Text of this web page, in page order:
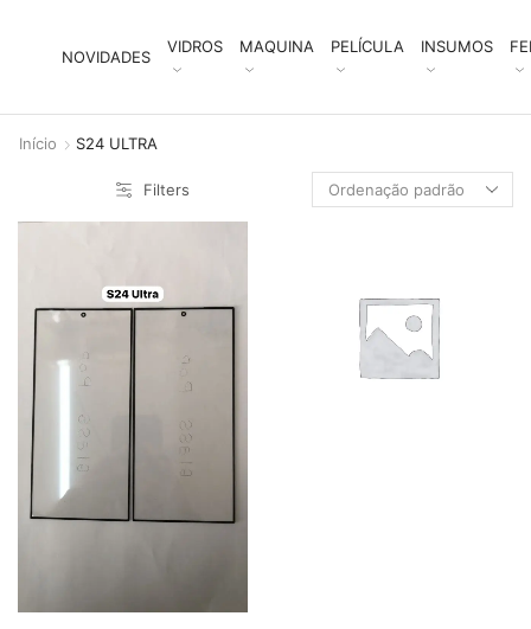
NOVIDADES
VIDROS MAQUINA PELÍCULA INSUMOS
Início S24 ULTRA
Filters